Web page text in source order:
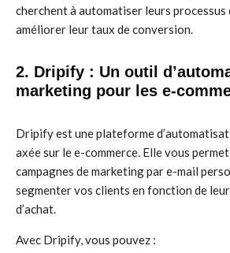
cherchent à automatiser leurs processus
améliorer leur taux de conversion.
2. Dripify : Un outil
marketing pour les e-
Dripify est une plateforme
axée sur le e-commerce. Elle vous
campagnes de marketing par e-mail
segmenter vos clients en fonction de
d’achat.
Avec Dripify, vous pouvez :